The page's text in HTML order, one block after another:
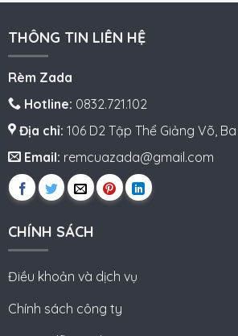
THÔNG TIN LIÊN HỆ
Rèm Zada
Hotline: 0832.721.102
Địa chỉ: 106 D2 Tập Thể Giảng Võ,
Email: remcuazada@gmail.com
CHÍNH SÁCH
Điều khoản và dịch vụ
Chính sách công ty